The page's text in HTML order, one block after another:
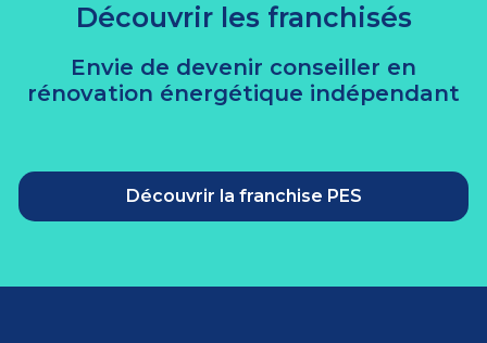
Découvrir les franchisés
Envie de devenir conseiller en
rénovation énergétique indépendant
Découvrir la franchise PES